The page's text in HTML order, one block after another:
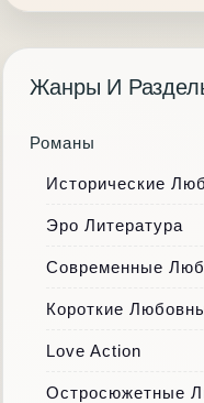
Жанры И
Романы
Исторические
Эро Литература
Современные
Короткие
Love Action
Остросюжетные